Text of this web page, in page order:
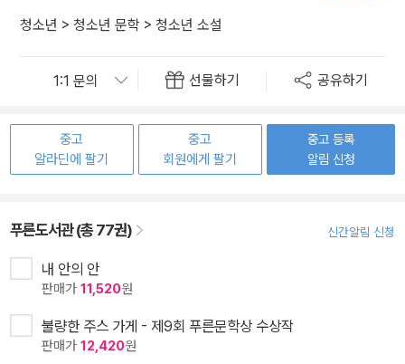
청소년 > 청소년 문학 > 청소년 소설
선물하기 공유하기
중고
알라딘에 팔기
중고
회원에게 팔기
중고 등록
알림 신청
푸른도서관 (총 77권) 신간알림 신청
내 안의 안
판매가 11,520원
불량한 주스 가게 - 제9회 푸른문학상 수상작
판매가 12,420원